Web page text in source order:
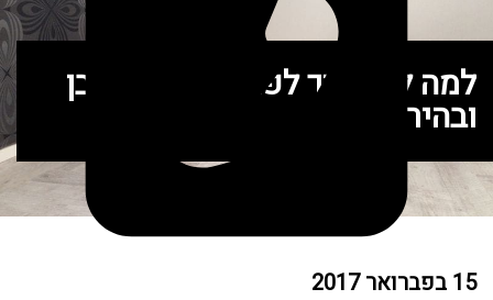
למה לא צריך לפחד מפרקט לבן
ובהיר?
15 בפברואר 2017